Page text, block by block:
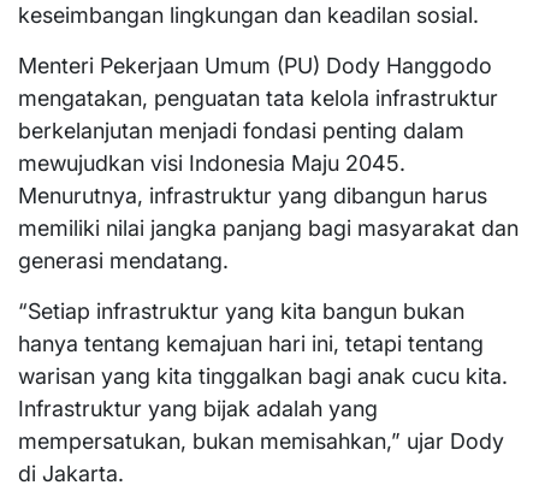
keseimbangan lingkungan dan keadilan sosial.
Menteri Pekerjaan Umum (PU) Dody Hanggodo
mengatakan, penguatan tata kelola infrastruktur
berkelanjutan menjadi fondasi penting dalam
mewujudkan visi Indonesia Maju 2045.
Menurutnya, infrastruktur yang dibangun harus
memiliki nilai jangka panjang bagi masyarakat dan
generasi mendatang.
“Setiap infrastruktur yang kita bangun bukan
hanya tentang kemajuan hari ini, tetapi tentang
warisan yang kita tinggalkan bagi anak cucu kita.
Infrastruktur yang bijak adalah yang
mempersatukan, bukan memisahkan,” ujar Dody
di Jakarta.